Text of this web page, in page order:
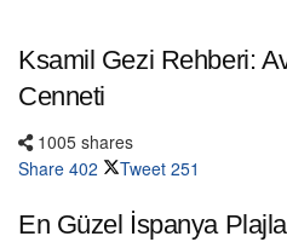
Ksamil Gezi Rehberi:
Cenneti
1005 shares
Share 402 Tweet 251
En Güzel İspanya